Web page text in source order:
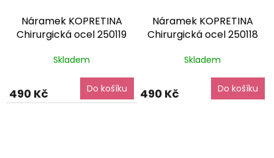
Náramek KOPRETINA
Chirurgická ocel 250119
Skladem
490 Kč Do košíku
Náramek KOPRETINA
Chirurgická ocel 250118
Skladem
490 Kč Do košíku